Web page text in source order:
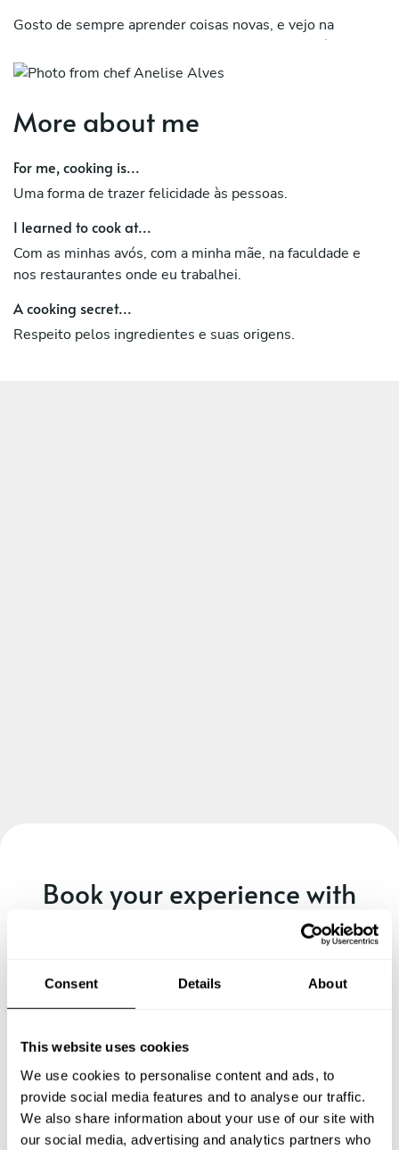
Consent Details About
This website uses cookies
We use cookies to personalise content and ads, to
provide social media features and to analyse our traffic.
We also share information about your use of our site with
our social media, advertising and analytics partners who
Gosto de sempre aprender coisas novas, e vejo na
gastronomia a possibilidade de aprendizagem diária
considerando as inúmeras possibilidades de combinação
resultar em experiências diferentes para cada pessoa.
Também me encanta o quanto a comida diz respeito à
Aprecio muito a (vasta) culinária brasileira, a culinária do
em panificação (em especial, fermentação natural),
charcutaria e confeitaria.
More about me
For me, cooking is...
Uma forma de trazer felicidade às pessoas.
I learned to cook at...
Com as minhas avós, com a minha mãe, na faculdade e
nos restaurantes onde eu trabalhei.
A cooking secret...
Respeito pelos ingredientes e suas origens.
Book your experience with
you a custom menu just for you.